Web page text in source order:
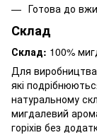
Готова до
Склад
Склад: 100%
Для
які
натуральному
мигдалевий
горіхів без